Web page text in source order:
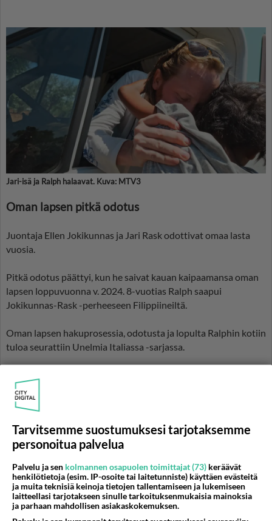
Jari-isä ja Ralph halaavat. Kuva: MTV3
Oman lapsen pitkä odotus
Juontaja Ellen Jokikunnas ja Jari Rask odottivat omaa lasta
vuosia.
Pitkä odotus päättyi, kun he saivat kauan kaipaamansa oman
lapsen loppuvuonna v. 2024. 8-vuotias Ralph saapui
Jokikunnas-Rask -perheeseen Filippiineiltä.
Oman lapsen hakuprosessia, odotusta ja lopulta Ralphin kotiin
tuloa seurattiin Unelmia Italiassa -sarjassa.
ajomatkasta Italiaan - Unelmia Italiassa
pyörimään MTV3-kanavalla ma 29.06.
Katso tv-ohjelma-ajat Telsu.fi
K. Kurki
Tarvitsemme suostumuksesi tarjotaksemme
personoitua palvelua
Palvelu ja sen kolmannen osapuolen toimittajat (73) keräävät
henkilötietoja (esim. IP-osoite tai laitetunniste) käyttäen evästeitä
ja muita teknisiä keinoja tietojen tallentamiseen ja lukemiseen
laitteellasi tarjotakseen sinulle tarkoituksenmukaisia mainoksia
ja parhaan mahdollisen asiakaskokemuksen.